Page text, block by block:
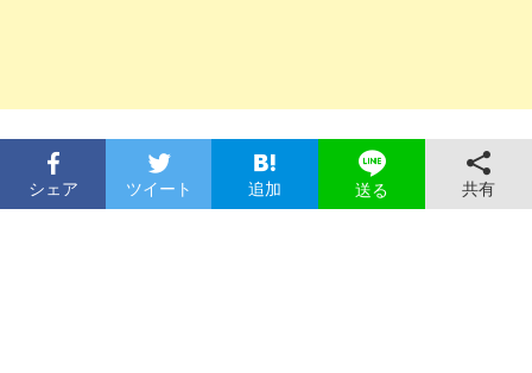
シェア ツイート 追加 送る 共有